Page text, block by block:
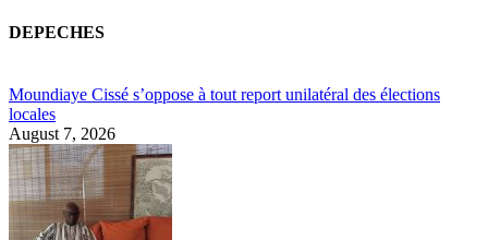
DEPECHES
Moundiaye Cissé s’oppose à tout report unilatéral des élections
locales
August 7, 2026